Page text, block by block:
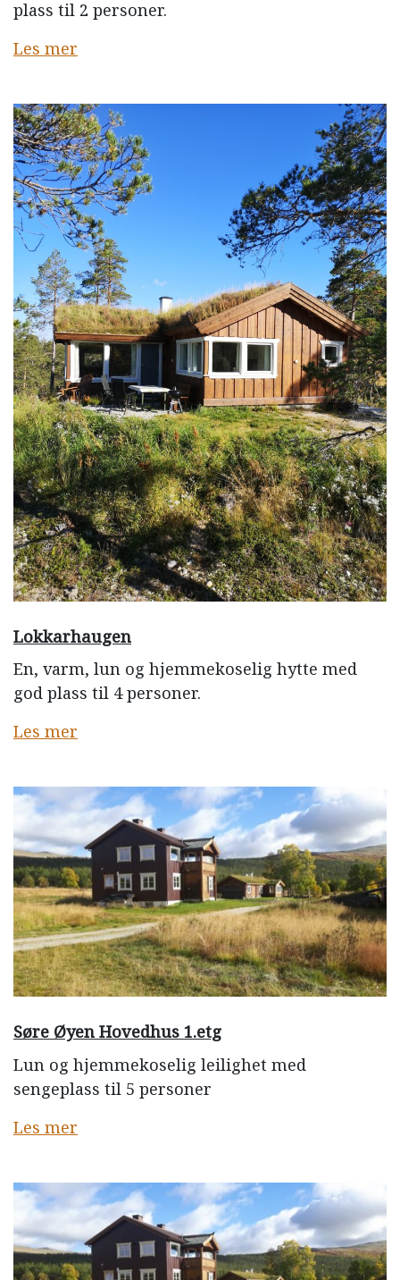
plass til 2 personer.
Les mer
Lokkarhaugen
En, varm, lun og hjemmekoselig hytte med
god plass til 4 personer.
Les mer
Søre Øyen Hovedhus 1.etg
Lun og hjemmekoselig leilighet med
sengeplass til 5 personer
Les mer